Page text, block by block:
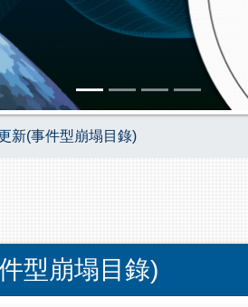
新(事件型崩塌目錄)
型崩塌目錄)